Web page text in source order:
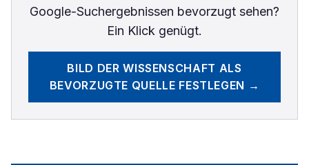
Google-Suchergebnissen bevorzugt sehen?
Ein Klick genügt.
BILD DER WISSENSCHAFT ALS
BEVORZUGTE QUELLE FESTLEGEN →